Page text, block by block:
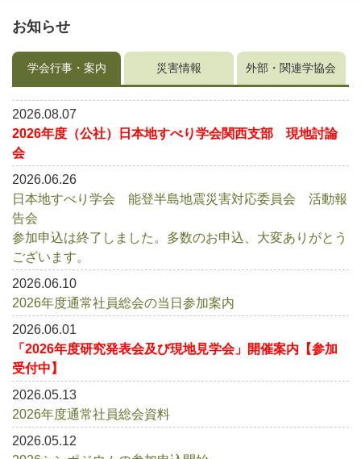
メ
ン
グ
ス
ト
員
会・
団
お知らせ
学会行事・案内 災害情報 外部・関連学協会
2026.08.07
2026年度（公社）日本地すべり学会関西支部 現地討論
会
2026.06.26
日本地すべり学会 能登半島地震災害対応委員会 活動報
告会
参加申込は終了しました。多数のお申込、大変ありがとう
ございます。
2026.06.10
2026年度通常社員総会の当日参加案内
2026.06.01
「2026年度研究発表会及び現地見学会」開催案内【参加
受付中】
2026.05.13
2026年度通常社員総会資料
2026.05.12